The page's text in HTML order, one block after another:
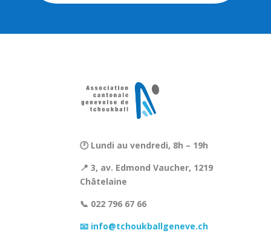
🕐 Lundi au vendredi, 8h – 19h
📍 3, av. Edmond Vaucher, 1219
Châtelaine
📞 022 796 67 66
📧 info@tchoukballgeneve.ch